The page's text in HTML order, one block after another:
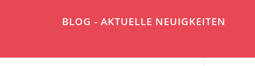
BLOG - AKTUELLE NEUIGKEITEN